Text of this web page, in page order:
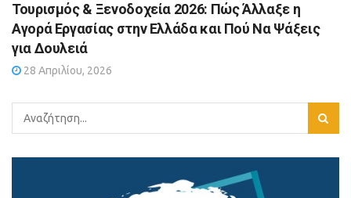
Τουρισμός & Ξενοδοχεία 2026: Πώς Άλλαξε η
Αγορά Εργασίας στην Ελλάδα και Πού Να Ψάξεις
για Δουλειά
28 Απριλίου, 2026